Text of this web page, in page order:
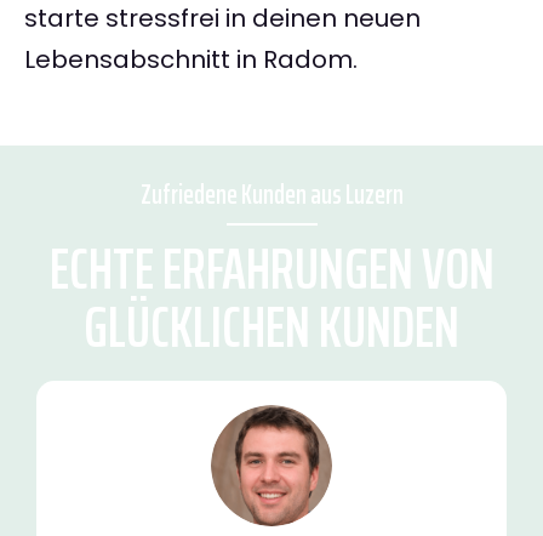
starte stressfrei in deinen neuen
Lebensabschnitt in Radom.
Zufriedene Kunden aus Luzern
ECHTE ERFAHRUNGEN VON
GLÜCKLICHEN KUNDEN